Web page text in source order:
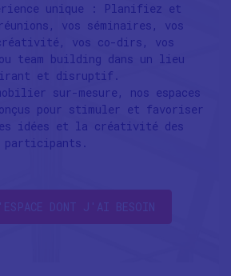
unique : Planifiez et
vos séminaires, vos
vos co-dirs, vos
team building dans un lieu
et disruptif.
sur-mesure, nos espaces
pour stimuler et favoriser
idées et la créativité des
participants.
DONT J'AI BESOIN